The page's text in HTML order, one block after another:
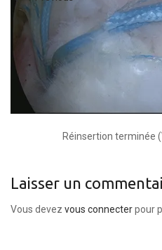
Réinsertion terminée
Laisser un
Vous devez vous connecterpour